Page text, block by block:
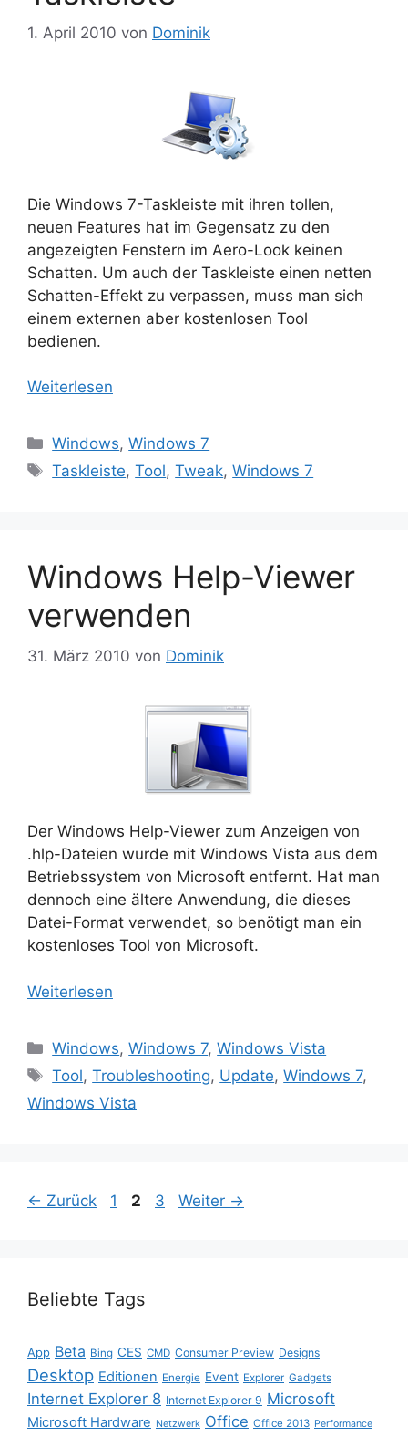
1. April 2010 von Dominik
Die Windows 7-Taskleiste mit ihren tollen,
neuen Features hat im Gegensatz zu den
angezeigten Fenstern im Aero-Look keinen
Schatten. Um auch der Taskleiste einen netten
Schatten-Effekt zu verpassen, muss man sich
einem externen aber kostenlosen Tool
bedienen.
Weiterlesen
Kategorien
Windows,Windows 7
Schlagwörter
Taskleiste,Tool,Tweak,Windows 7
Windows Help-Viewer
verwenden
31. März 2010 von Dominik
Der Windows Help-Viewer zum Anzeigen von
.hlp-Dateien wurde mit Windows Vista aus dem
Betriebssystem von Microsoft entfernt. Hat man
dennoch eine ältere Anwendung, die dieses
Datei-Format verwendet, so benötigt man ein
kostenloses Tool von Microsoft.
Weiterlesen
Kategorien
Windows,Windows 7,Windows Vista
Schlagwörter
Tool,Troubleshooting, Update,Windows 7,
Windows Vista
← Zurück Seite
1 Seite
2 Seite
3 Weiter →
Beliebte Tags
App Beta Bing CES CMD Consumer Preview Designs
Desktop Editionen Energie Event Explorer Gadgets
Internet Explorer 8 Internet Explorer 9 Microsoft
Microsoft Hardware Netzwerk Office Office 2013 Performance